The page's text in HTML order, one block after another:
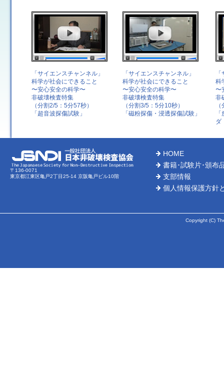
「サイエンスチャンネル」
科学が社会にできること
〜安心安全の科学〜
非破壊検査特集
（分割2/5：5分57秒）
「超音波探傷試験」
「サイエンスチャンネル」
科学が社会にできること
〜安心安全の科学〜
非破壊検査特集
（分割3/5：5分10秒）
「磁粉探傷・浸透探傷試験」
科
〜
非
ダ
〒136-0071
東京都江東区亀戸2丁目25-14 京阪亀戸ビル10階
HOME
書籍･試験片･頒布
支部情報
個人情報保護方針
Copyright (C)